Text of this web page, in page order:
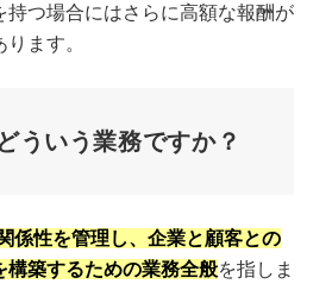
持つ場合にはさらに高額な報酬が
ます。
ういう業務ですか？
係性を管理し、企業と顧客との
構築するための業務全般を指しま